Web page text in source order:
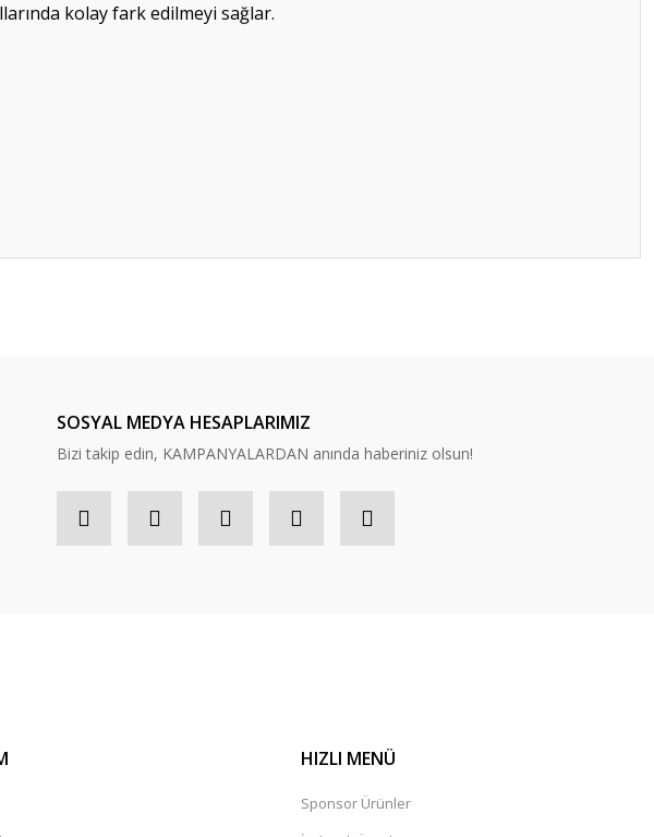
kolay fark edilmeyi sağlar.
SOSYAL MEDYA HESAPLARIMIZ
Bizi takip edin, KAMPANYALARDAN anında haberiniz olsun!
HIZLI MENÜ
Sponsor Ürünler